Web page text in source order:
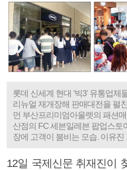
롯데 신세계 현대 ‘빅3’ 유통업
리뉴얼 재개장해 판매대전을 펼
먼 부산프리미엄아울렛의 패션
산점의 FC 세븐일레븐 팝업스토
장에 고객이 붐비는 모습. 이유진
12일 국제신문 취재진이